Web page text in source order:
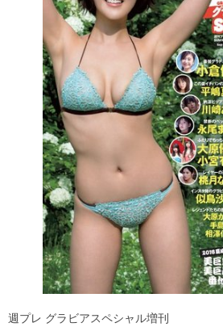
週プレ グラビアスペシャル増刊